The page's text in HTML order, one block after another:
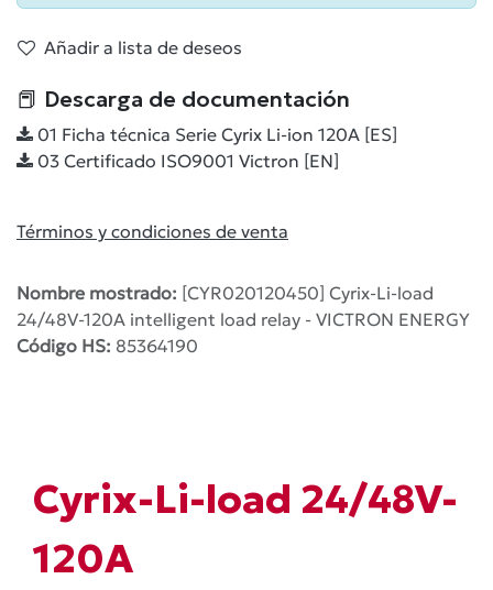
Añadir a lista de deseos
📕 Descarga de documentación
01 Ficha técnica Serie Cyrix Li-ion 120A [ES]
03 Certificado ISO9001 Victron [EN]
Términos y condiciones de venta
Nombre mostrado: [CYR020120450] Cyrix-Li-load
24/48V-120A intelligent load relay - VICTRON ENERGY
Código HS: 85364190
Cyrix-Li-load 24/48V-
120A